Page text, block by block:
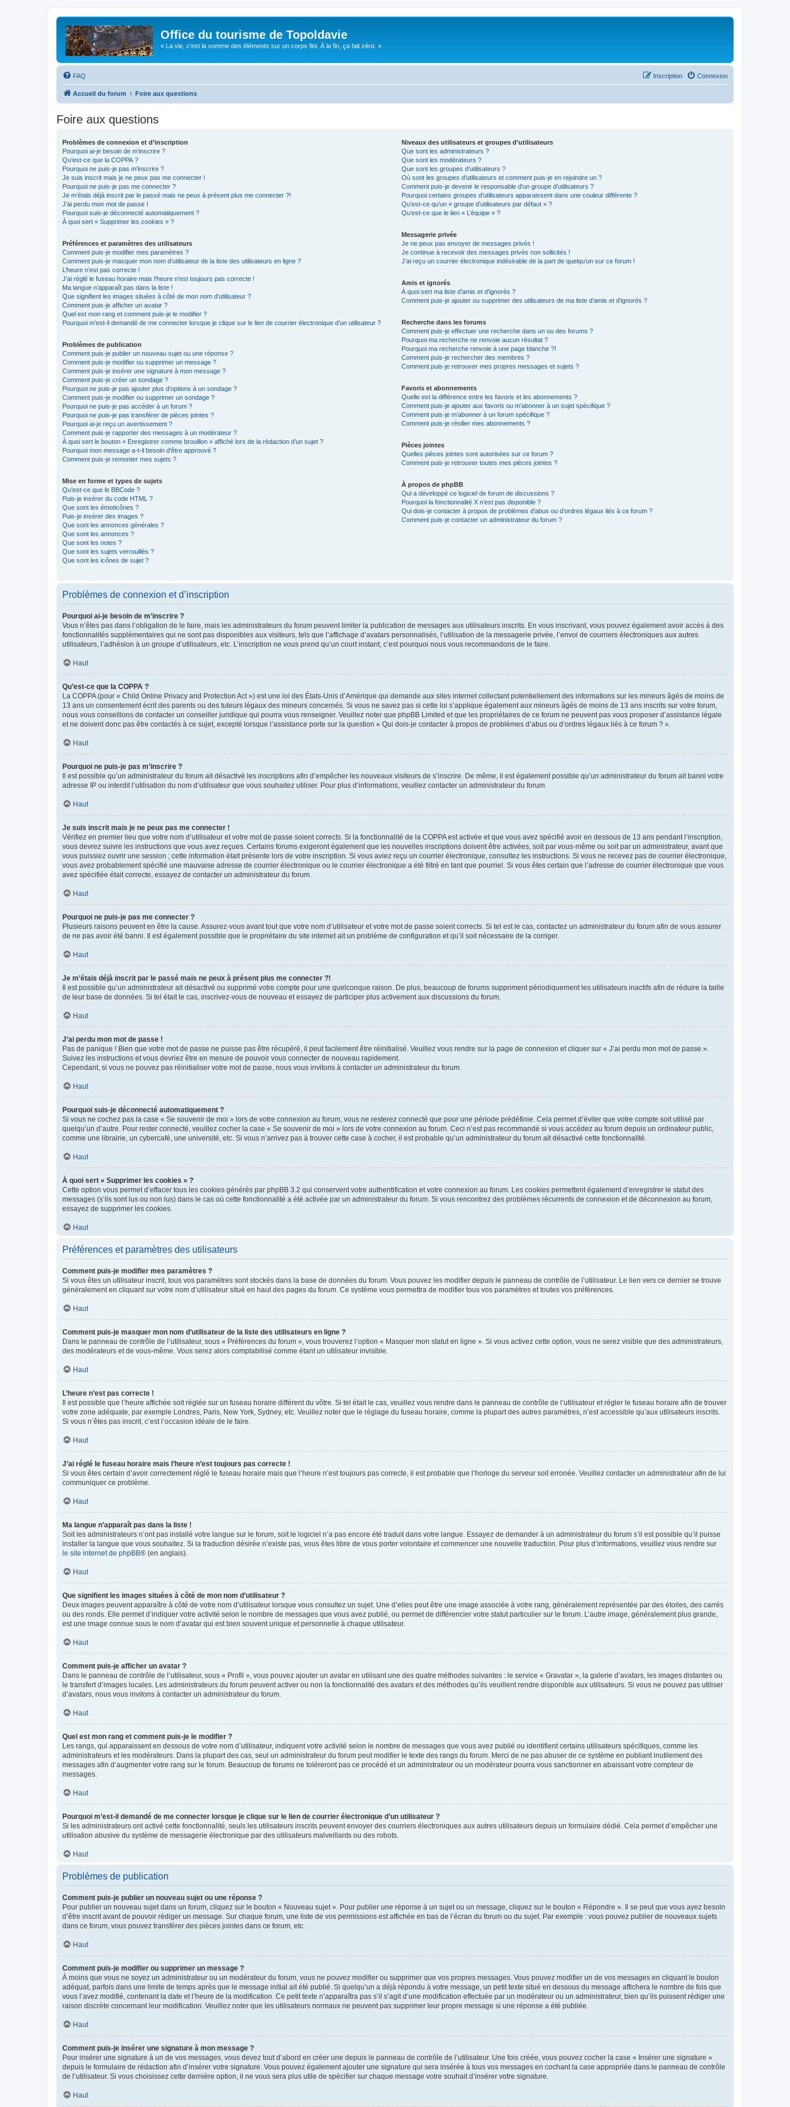
Office du tourisme de Topoldavie
« La vie, c'est la somme des éléments sur un corps fini. À la fin, ça fait zéro. »
FAQ Connexion
Inscription
Accueil du forum Foire aux questions
Foire aux questions
Problèmes de connexion et d’inscription
Pourquoi ai-je besoin de m’inscrire ?
Qu’est-ce que la COPPA ?
Pourquoi ne puis-je pas m’inscrire ?
Je suis inscrit mais je ne peux pas me connecter !
Pourquoi ne puis-je pas me connecter ?
Je m’étais déjà inscrit par le passé mais ne peux à présent plus me connecter ?!
J’ai perdu mon mot de passe !
Pourquoi suis-je déconnecté automatiquement ?
À quoi sert « Supprimer les cookies » ?
Préférences et paramètres des utilisateurs
Comment puis-je modifier mes paramètres ?
Comment puis-je masquer mon nom d’utilisateur de la liste des utilisateurs en ligne ?
L’heure n’est pas correcte !
J’ai réglé le fuseau horaire mais l’heure n’est toujours pas correcte !
Ma langue n’apparaît pas dans la liste !
Que signifient les images situées à côté de mon nom d’utilisateur ?
Comment puis-je afficher un avatar ?
Quel est mon rang et comment puis-je le modifier ?
Pourquoi m’est-il demandé de me connecter lorsque je clique sur le lien de courrier électronique d’un utilisateur ?
Problèmes de publication
Comment puis-je publier un nouveau sujet ou une réponse ?
Comment puis-je modifier ou supprimer un message ?
Comment puis-je insérer une signature à mon message ?
Comment puis-je créer un sondage ?
Pourquoi ne puis-je pas ajouter plus d’options à un sondage ?
Comment puis-je modifier ou supprimer un sondage ?
Pourquoi ne puis-je pas accéder à un forum ?
Pourquoi ne puis-je pas transférer de pièces jointes ?
Pourquoi ai-je reçu un avertissement ?
Comment puis-je rapporter des messages à un modérateur ?
À quoi sert le bouton « Enregistrer comme brouillon » affiché lors de la rédaction d’un sujet ?
Pourquoi mon message a-t-il besoin d’être approuvé ?
Comment puis-je remonter mes sujets ?
Mise en forme et types de sujets
Qu’est-ce que le BBCode ?
Puis-je insérer du code HTML ?
Que sont les émoticônes ?
Puis-je insérer des images ?
Que sont les annonces générales ?
Que sont les annonces ?
Que sont les notes ?
Que sont les sujets verrouillés ?
Que sont les icônes de sujet ?
Niveaux des utilisateurs et groupes d’utilisateurs
Que sont les administrateurs ?
Que sont les modérateurs ?
Que sont les groupes d’utilisateurs ?
Où sont les groupes d’utilisateurs et comment puis-je en rejoindre un ?
Comment puis-je devenir le responsable d’un groupe d’utilisateurs ?
Pourquoi certains groupes d’utilisateurs apparaissent dans une couleur différente ?
Qu’est-ce qu’un « groupe d’utilisateurs par défaut » ?
Qu’est-ce que le lien « L’équipe » ?
Messagerie privée
Je ne peux pas envoyer de messages privés !
Je continue à recevoir des messages privés non sollicités !
J’ai reçu un courrier électronique indésirable de la part de quelqu’un sur ce forum !
Amis et ignorés
À quoi sert ma liste d’amis et d’ignorés ?
Comment puis-je ajouter ou supprimer des utilisateurs de ma liste d’amis et d’ignorés ?
Recherche dans les forums
Comment puis-je effectuer une recherche dans un ou des forums ?
Pourquoi ma recherche ne renvoie aucun résultat ?
Pourquoi ma recherche renvoie à une page blanche ?!
Comment puis-je rechercher des membres ?
Comment puis-je retrouver mes propres messages et sujets ?
Favoris et abonnements
Quelle est la différence entre les favoris et les abonnements ?
Comment puis-je ajouter aux favoris ou m’abonner à un sujet spécifique ?
Comment puis-je m’abonner à un forum spécifique ?
Comment puis-je résilier mes abonnements ?
Pièces jointes
Quelles pièces jointes sont autorisées sur ce forum ?
Comment puis-je retrouver toutes mes pièces jointes ?
À propos de phpBB
Qui a développé ce logiciel de forum de discussions ?
Pourquoi la fonctionnalité X n’est pas disponible ?
Qui dois-je contacter à propos de problèmes d’abus ou d’ordres légaux liés à ce forum ?
Comment puis-je contacter un administrateur du forum ?
Problèmes de connexion et d’inscription
Pourquoi ai-je besoin de m’inscrire ?
Vous n’êtes pas dans l’obligation de le faire, mais les administrateurs du forum peuvent limiter la publication de messages aux utilisateurs inscrits. En vous inscrivant, vous pouvez également avoir accès à des
fonctionnalités supplémentaires qui ne sont pas disponibles aux visiteurs, tels que l’affichage d’avatars personnalisés, l’utilisation de la messagerie privée, l’envoi de courriers électroniques aux autres
utilisateurs, l’adhésion à un groupe d’utilisateurs, etc. L’inscription ne vous prend qu’un court instant, c’est pourquoi nous vous recommandons de le faire.
Haut
Qu’est-ce que la COPPA ?
La COPPA (pour « Child Online Privacy and Protection Act ») est une loi des États-Unis d’Amérique qui demande aux sites internet collectant potentiellement des informations sur les mineurs âgés de moins de
13 ans un consentement écrit des parents ou des tuteurs légaux des mineurs concernés. Si vous ne savez pas si cette loi s’applique également aux mineurs âgés de moins de 13 ans inscrits sur votre forum,
nous vous conseillons de contacter un conseiller juridique qui pourra vous renseigner. Veuillez noter que phpBB Limited et que les propriétaires de ce forum ne peuvent pas vous proposer d’assistance légale
et ne doivent donc pas être contactés à ce sujet, excepté lorsque l’assistance porte sur la question « Qui dois-je contacter à propos de problèmes d’abus ou d’ordres légaux liés à ce forum ? ».
Haut
Pourquoi ne puis-je pas m’inscrire ?
Il est possible qu’un administrateur du forum ait désactivé les inscriptions afin d’empêcher les nouveaux visiteurs de s’inscrire. De même, il est également possible qu’un administrateur du forum ait banni votre
adresse IP ou interdit l’utilisation du nom d’utilisateur que vous souhaitez utiliser. Pour plus d’informations, veuillez contacter un administrateur du forum.
Haut
Je suis inscrit mais je ne peux pas me connecter !
Vérifiez en premier lieu que votre nom d’utilisateur et votre mot de passe soient corrects. Si la fonctionnalité de la COPPA est activée et que vous avez spécifié avoir en dessous de 13 ans pendant l’inscription,
vous devrez suivre les instructions que vous avez reçues. Certains forums exigeront également que les nouvelles inscriptions doivent être activées, soit par vous-même ou soit par un administrateur, avant que
vous puissiez ouvrir une session ; cette information était présente lors de votre inscription. Si vous aviez reçu un courrier électronique, consultez les instructions. Si vous ne recevez pas de courrier électronique,
vous avez probablement spécifié une mauvaise adresse de courrier électronique ou le courrier électronique a été filtré en tant que pourriel. Si vous êtes certain que l’adresse de courrier électronique que vous
avez spécifiée était correcte, essayez de contacter un administrateur du forum.
Haut
Pourquoi ne puis-je pas me connecter ?
Plusieurs raisons peuvent en être la cause. Assurez-vous avant tout que votre nom d’utilisateur et votre mot de passe soient corrects. Si tel est le cas, contactez un administrateur du forum afin de vous assurer
de ne pas avoir été banni. Il est également possible que le propriétaire du site internet ait un problème de configuration et qu’il soit nécessaire de la corriger.
Haut
Je m’étais déjà inscrit par le passé mais ne peux à présent plus me connecter ?!
Il est possible qu’un administrateur ait désactivé ou supprimé votre compte pour une quelconque raison. De plus, beaucoup de forums suppriment périodiquement les utilisateurs inactifs afin de réduire la taille
de leur base de données. Si tel était le cas, inscrivez-vous de nouveau et essayez de participer plus activement aux discussions du forum.
Haut
J’ai perdu mon mot de passe !
Pas de panique ! Bien que votre mot de passe ne puisse pas être récupéré, il peut facilement être réinitialisé. Veuillez vous rendre sur la page de connexion et cliquer sur « J’ai perdu mon mot de passe ».
Suivez les instructions et vous devriez être en mesure de pouvoir vous connecter de nouveau rapidement.
Cependant, si vous ne pouvez pas réinitialiser votre mot de passe, nous vous invitons à contacter un administrateur du forum.
Haut
Pourquoi suis-je déconnecté automatiquement ?
Si vous ne cochez pas la case « Se souvenir de moi » lors de votre connexion au forum, vous ne resterez connecté que pour une période prédéfinie. Cela permet d’éviter que votre compte soit utilisé par
quelqu’un d’autre. Pour rester connecté, veuillez cocher la case « Se souvenir de moi » lors de votre connexion au forum. Ceci n’est pas recommandé si vous accédez au forum depuis un ordinateur public,
comme une librairie, un cybercafé, une université, etc. Si vous n’arrivez pas à trouver cette case à cocher, il est probable qu’un administrateur du forum ait désactivé cette fonctionnalité.
Haut
À quoi sert « Supprimer les cookies » ?
Cette option vous permet d’effacer tous les cookies générés par phpBB 3.2 qui conservent votre authentification et votre connexion au forum. Les cookies permettent également d’enregistrer le statut des
messages (s’ils sont lus ou non lus) dans le cas où cette fonctionnalité a été activée par un administrateur du forum. Si vous rencontrez des problèmes récurrents de connexion et de déconnexion au forum,
essayez de supprimer les cookies.
Haut
Préférences et paramètres des utilisateurs
Comment puis-je modifier mes paramètres ?
Si vous êtes un utilisateur inscrit, tous vos paramètres sont stockés dans la base de données du forum. Vous pouvez les modifier depuis le panneau de contrôle de l’utilisateur. Le lien vers ce dernier se trouve
généralement en cliquant sur votre nom d’utilisateur situé en haut des pages du forum. Ce système vous permettra de modifier tous vos paramètres et toutes vos préférences.
Haut
Comment puis-je masquer mon nom d’utilisateur de la liste des utilisateurs en ligne ?
Dans le panneau de contrôle de l’utilisateur, sous « Préférences du forum », vous trouverez l’option « Masquer mon statut en ligne ». Si vous activez cette option, vous ne serez visible que des administrateurs,
des modérateurs et de vous-même. Vous serez alors comptabilisé comme étant un utilisateur invisible.
Haut
L’heure n’est pas correcte !
Il est possible que l’heure affichée soit réglée sur un fuseau horaire différent du vôtre. Si tel était le cas, veuillez vous rendre dans le panneau de contrôle de l’utilisateur et régler le fuseau horaire afin de trouver
votre zone adéquate, par exemple Londres, Paris, New York, Sydney, etc. Veuillez noter que le réglage du fuseau horaire, comme la plupart des autres paramètres, n’est accessible qu’aux utilisateurs inscrits.
Si vous n’êtes pas inscrit, c’est l’occasion idéale de le faire.
Haut
J’ai réglé le fuseau horaire mais l’heure n’est toujours pas correcte !
Si vous êtes certain d’avoir correctement réglé le fuseau horaire mais que l’heure n’est toujours pas correcte, il est probable que l’horloge du serveur soit erronée. Veuillez contacter un administrateur afin de lui
communiquer ce problème.
Haut
Ma langue n’apparaît pas dans la liste !
Soit les administrateurs n’ont pas installé votre langue sur le forum, soit le logiciel n’a pas encore été traduit dans votre langue. Essayez de demander à un administrateur du forum s’il est possible qu’il puisse
installer la langue que vous souhaitez. Si la traduction désirée n’existe pas, vous êtes libre de vous porter volontaire et commencer une nouvelle traduction. Pour plus d’informations, veuillez vous rendre sur
le site internet de phpBB® (en anglais).
Haut
Que signifient les images situées à côté de mon nom d’utilisateur ?
Deux images peuvent apparaître à côté de votre nom d’utilisateur lorsque vous consultez un sujet. Une d’elles peut être une image associée à votre rang, généralement représentée par des étoiles, des carrés
ou des ronds. Elle permet d’indiquer votre activité selon le nombre de messages que vous avez publié, ou permet de différencier votre statut particulier sur le forum. L’autre image, généralement plus grande,
est une image connue sous le nom d’avatar qui est bien souvent unique et personnelle à chaque utilisateur.
Haut
Comment puis-je afficher un avatar ?
Dans le panneau de contrôle de l’utilisateur, sous « Profil », vous pouvez ajouter un avatar en utilisant une des quatre méthodes suivantes : le service « Gravatar », la galerie d’avatars, les images distantes ou
le transfert d’images locales. Les administrateurs du forum peuvent activer ou non la fonctionnalité des avatars et des méthodes qu’ils veuillent rendre disponible aux utilisateurs. Si vous ne pouvez pas utiliser
d’avatars, nous vous invitons à contacter un administrateur du forum.
Haut
Quel est mon rang et comment puis-je le modifier ?
Les rangs, qui apparaissent en dessous de votre nom d’utilisateur, indiquent votre activité selon le nombre de messages que vous avez publié ou identifient certains utilisateurs spécifiques, comme les
administrateurs et les modérateurs. Dans la plupart des cas, seul un administrateur du forum peut modifier le texte des rangs du forum. Merci de ne pas abuser de ce système en publiant inutilement des
messages afin d’augmenter votre rang sur le forum. Beaucoup de forums ne toléreront pas ce procédé et un administrateur ou un modérateur pourra vous sanctionner en abaissant votre compteur de
messages.
Haut
Pourquoi m’est-il demandé de me connecter lorsque je clique sur le lien de courrier électronique d’un utilisateur ?
Si les administrateurs ont activé cette fonctionnalité, seuls les utilisateurs inscrits peuvent envoyer des courriers électroniques aux autres utilisateurs depuis un formulaire dédié. Cela permet d’empêcher une
utilisation abusive du système de messagerie électronique par des utilisateurs malveillants ou des robots.
Haut
Problèmes de publication
Comment puis-je publier un nouveau sujet ou une réponse ?
Pour publier un nouveau sujet dans un forum, cliquez sur le bouton « Nouveau sujet ». Pour publier une réponse à un sujet ou un message, cliquez sur le bouton « Répondre ». Il se peut que vous ayez besoin
d’être inscrit avant de pouvoir rédiger un message. Sur chaque forum, une liste de vos permissions est affichée en bas de l’écran du forum ou du sujet. Par exemple : vous pouvez publier de nouveaux sujets
dans ce forum, vous pouvez transférer des pièces jointes dans ce forum, etc.
Haut
Comment puis-je modifier ou supprimer un message ?
À moins que vous ne soyez un administrateur ou un modérateur du forum, vous ne pouvez modifier ou supprimer que vos propres messages. Vous pouvez modifier un de vos messages en cliquant le bouton
adéquat, parfois dans une limite de temps après que le message initial ait été publié. Si quelqu’un a déjà répondu à votre message, un petit texte situé en dessous du message affichera le nombre de fois que
vous l’avez modifié, contenant la date et l’heure de la modification. Ce petit texte n’apparaîtra pas s’il s’agit d’une modification effectuée par un modérateur ou un administrateur, bien qu’ils puissent rédiger une
raison discrète concernant leur modification. Veuillez noter que les utilisateurs normaux ne peuvent pas supprimer leur propre message si une réponse a été publiée.
Haut
Comment puis-je insérer une signature à mon message ?
Pour insérer une signature à un de vos messages, vous devez tout d’abord en créer une depuis le panneau de contrôle de l’utilisateur. Une fois créée, vous pouvez cocher la case « Insérer une signature »
depuis le formulaire de rédaction afin d’insérer votre signature. Vous pouvez également ajouter une signature qui sera insérée à tous vos messages en cochant la case appropriée dans le panneau de contrôle
de l’utilisateur. Si vous choisissez cette dernière option, il ne vous sera plus utile de spécifier sur chaque message votre souhait d’insérer votre signature.
Haut